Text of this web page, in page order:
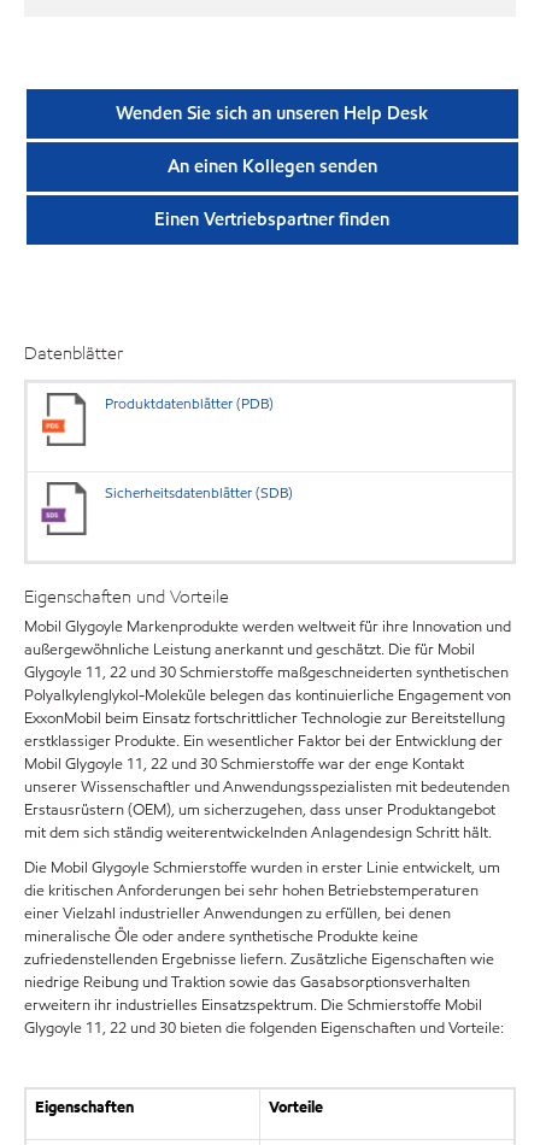
Wenden Sie sich an unseren Help Desk
An einen Kollegen senden
Einen Vertriebspartner finden
Datenblätter
Produktdatenblätter (PDB)
Sicherheitsdatenblätter (SDB)
Eigenschaften und Vorteile
Mobil Glygoyle Markenprodukte werden weltweit für ihre Innovation und
außergewöhnliche Leistung anerkannt und geschätzt. Die für Mobil
Glygoyle 11, 22 und 30 Schmierstoffe maßgeschneiderten synthetischen
Polyalkylenglykol-Moleküle belegen das kontinuierliche Engagement von
ExxonMobil beim Einsatz fortschrittlicher Technologie zur Bereitstellung
erstklassiger Produkte. Ein wesentlicher Faktor bei der Entwicklung der
Mobil Glygoyle 11, 22 und 30 Schmierstoffe war der enge Kontakt
unserer Wissenschaftler und Anwendungsspezialisten mit bedeutenden
Erstausrüstern (OEM), um sicherzugehen, dass unser Produktangebot
mit dem sich ständig weiterentwickelnden Anlagendesign Schritt hält.
Die Mobil Glygoyle Schmierstoffe wurden in erster Linie entwickelt, um
die kritischen Anforderungen bei sehr hohen Betriebstemperaturen
einer Vielzahl industrieller Anwendungen zu erfüllen, bei denen
mineralische Öle oder andere synthetische Produkte keine
zufriedenstellenden Ergebnisse liefern. Zusätzliche Eigenschaften wie
niedrige Reibung und Traktion sowie das Gasabsorptionsverhalten
erweitern ihr industrielles Einsatzspektrum. Die Schmierstoffe Mobil
Glygoyle 11, 22 und 30 bieten die folgenden Eigenschaften und Vorteile:
Eigenschaften Vorteile